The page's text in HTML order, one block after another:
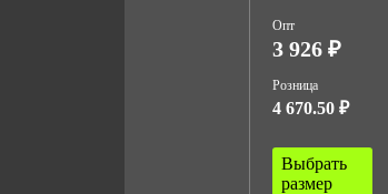
Опт
3 926 ₽
Розница
4 670.50 ₽
Выбрать
размер